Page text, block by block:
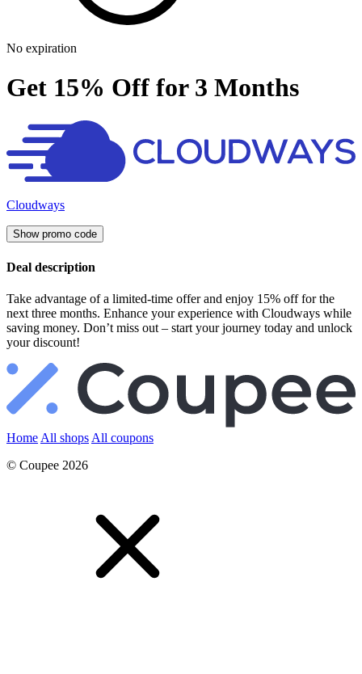
No expiration
Get 15% Off for 3 Months
Cloudways
Show promo code
Deal description
Take advantage of a limited-time offer and enjoy 15% off for the
next three months. Enhance your experience with Cloudways while
saving money. Don’t miss out – start your journey today and unlock
your discount!
Home All shops All coupons
© Coupee 2026